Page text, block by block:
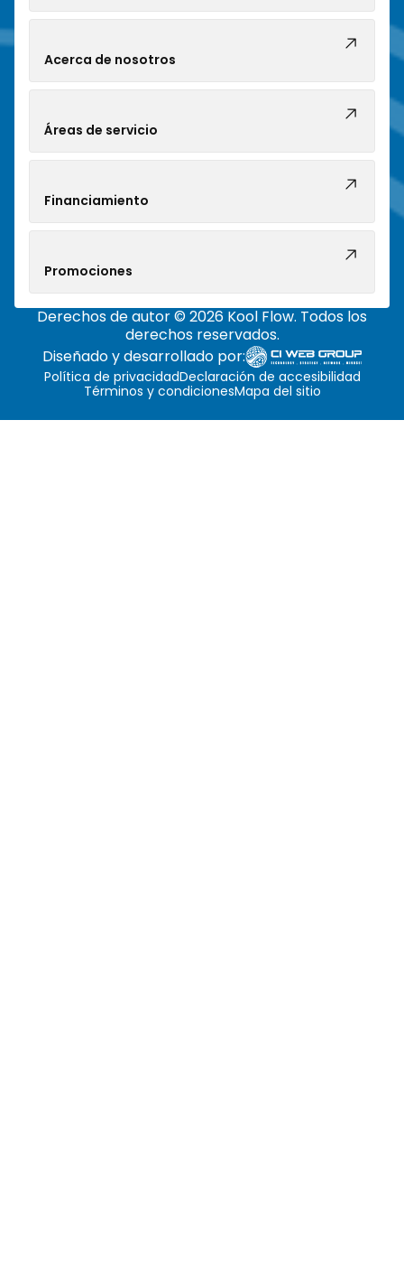
Acerca de nosotros
Áreas de servicio
Financiamiento
Promociones
Derechos de autor © 2026 Kool Flow. Todos los
derechos reservados.
Diseñado y desarrollado por:
Política de privacidadDeclaración de accesibilidad
Términos y condicionesMapa del sitio